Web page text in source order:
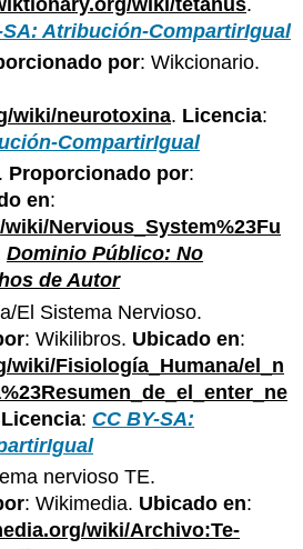
SA: Atribución-CompartirIgual
por: Wikcionario.
wiki/neurotoxina. Licencia:
CompartirIgual
Proporcionado por:
en:
Nervious_System%23Fu
Dominio Público: No
de Autor
El Sistema Nervioso.
: Wikilibros. Ubicado en:
wiki/Fisiología_Humana/el_n
Licencia: CC BY-SA:
nervioso TE.
: Wikimedia. Ubicado en:
wiki/Archivo:Te-